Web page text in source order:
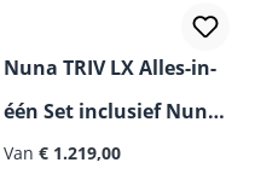
Nuna TRIV LX Alles-in-
één Set inclusief Nuna
PIPA Next i-Size
Van € 1.219,00